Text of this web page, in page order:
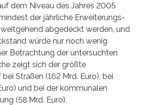
dem Niveau des Jahres 2005
der jährliche Erweiterungs-
abgedeckt werden, und
würde nur noch wenig
Betrachtung der untersuchten
zeigt sich der größte
Straßen (162 Mrd. Euro), bei
und bei der kommunalen
(58 Mrd. Euro).